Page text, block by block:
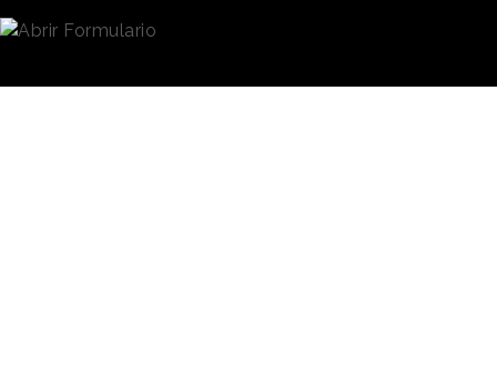
Dircom,ha dado a conocer los ganadores de los
hecho en una gala celebrada en el Auditorio Pablo VI,